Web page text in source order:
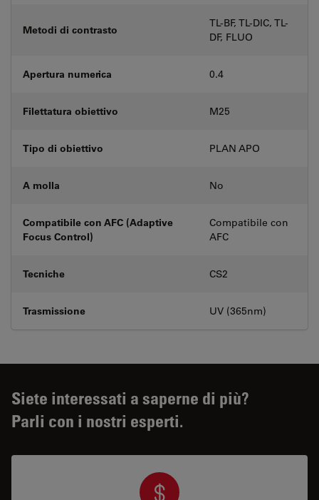
Metodi di contrasto
TL-BF, TL-DIC, TL-
DF, FLUO
Apertura numerica 0.4
Filettatura obiettivo M25
Tipo di obiettivo PLAN APO
A molla No
Compatibile con AFC (Adaptive
Focus Control)
Compatibile con
AFC
Tecniche CS2
Trasmissione UV (365nm)
Siete interessati a saperne di più?
Parli con i nostri esperti.